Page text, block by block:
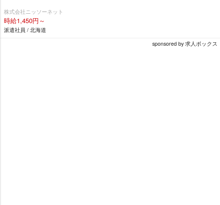
株式会社ニッソーネット
時給1,450円～
派遣社員 / 北海道
sponsored by 求人ボックス